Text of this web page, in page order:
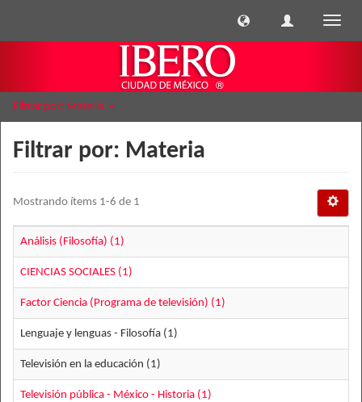
Filtrar por: Materia
Filtrar por: Materia
Mostrando ítems 1-6 de 1
Análisis (Filosofía) (1)
CIENCIAS SOCIALES (1)
Factor Ciencia (Programa de televisión) (1)
Lenguaje y lenguas - Filosofía (1)
Televisión en la educación (1)
Televisión pública - México - Historia (1)